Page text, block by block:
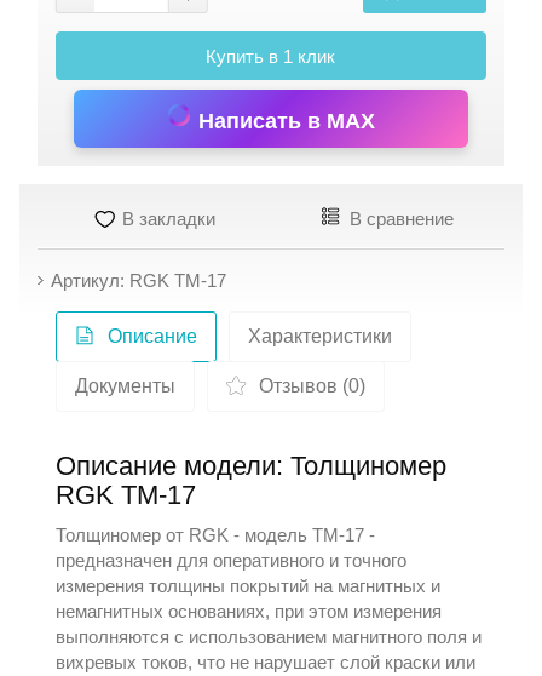
Купить в 1 клик
Написать в MAX
В закладки В сравнение
Артикул: RGK TM-17
Описание Характеристики
Документы Отзывов (0)
Описание модели: Толщиномер
RGK TM-17
Толщиномер от RGK - модель TM-17 -
предназначен для оперативного и точного
измерения толщины покрытий на магнитных и
немагнитных основаниях, при этом измерения
выполняются с использованием магнитного поля и
вихревых токов, что не нарушает слой краски или